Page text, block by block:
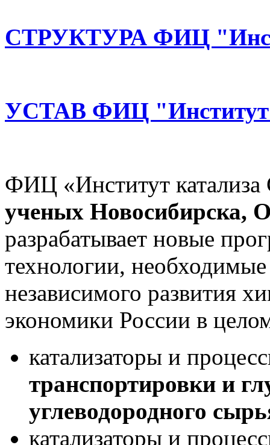
СТРУКТУРА ФИЦ
УСТАВ ФИЦ "Институт
ФИЦ «Институт
ученых Новосибирска,
разрабатывает новые
технологии,
независимого развития
экономики России в
катализаторы и
транспортировки и
углеводородного
катализаторы и